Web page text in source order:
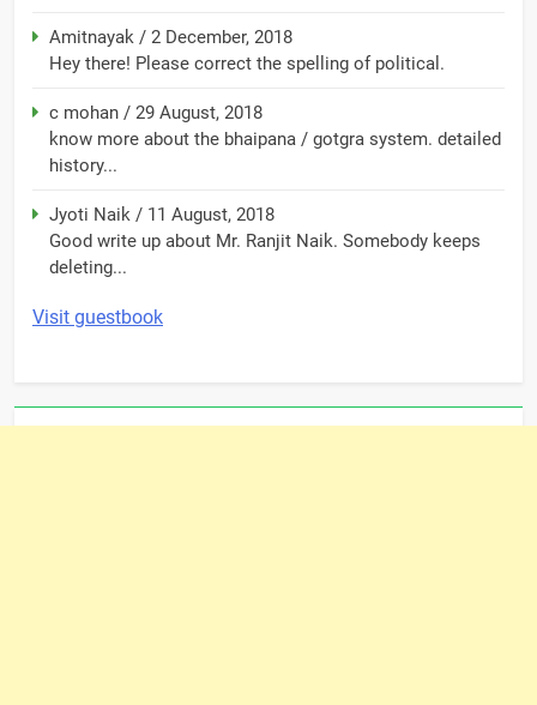
Amitnayak / 2 December, 2018
Hey there! Please correct the spelling of political.
c mohan / 29 August, 2018
know more about the bhaipana / gotgra system. detailed
history...
Jyoti Naik / 11 August, 2018
Good write up about Mr. Ranjit Naik. Somebody keeps
deleting...
Visit guestbook